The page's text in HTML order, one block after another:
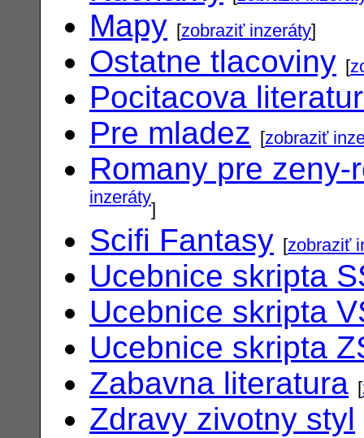
Mapy [zobraziť inzeráty]
Ostatne tlacoviny [
Pocitacova
Pre mladez
[zobraziť
Romany pre
inzeráty]
Scifi Fantasy [zobraziť
Ucebnice skripta
Ucebnice skripta
Ucebnice skripta
Zabavna literatura [
Zdravy zivotny styl